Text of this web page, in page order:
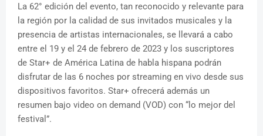
La 62° edición del evento, tan reconocido y relevante para
la región por la calidad de sus invitados musicales y la
presencia de artistas internacionales, se llevará a cabo
entre el 19 y el 24 de febrero de 2023 y los suscriptores
de Star+ de América Latina de habla hispana podrán
disfrutar de las 6 noches por streaming en vivo desde sus
dispositivos favoritos. Star+ ofrecerá además un
resumen bajo video on demand (VOD) con “lo mejor del
festival”.